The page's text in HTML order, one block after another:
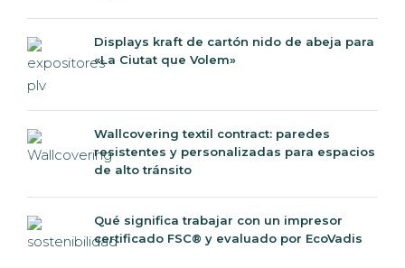
Displays kraft de cartón nido de abeja para
«La Ciutat que Volem»
Wallcovering textil contract: paredes
resistentes y personalizadas para espacios
de alto tránsito
Qué significa trabajar con un impresor
certificado FSC® y evaluado por EcoVadis